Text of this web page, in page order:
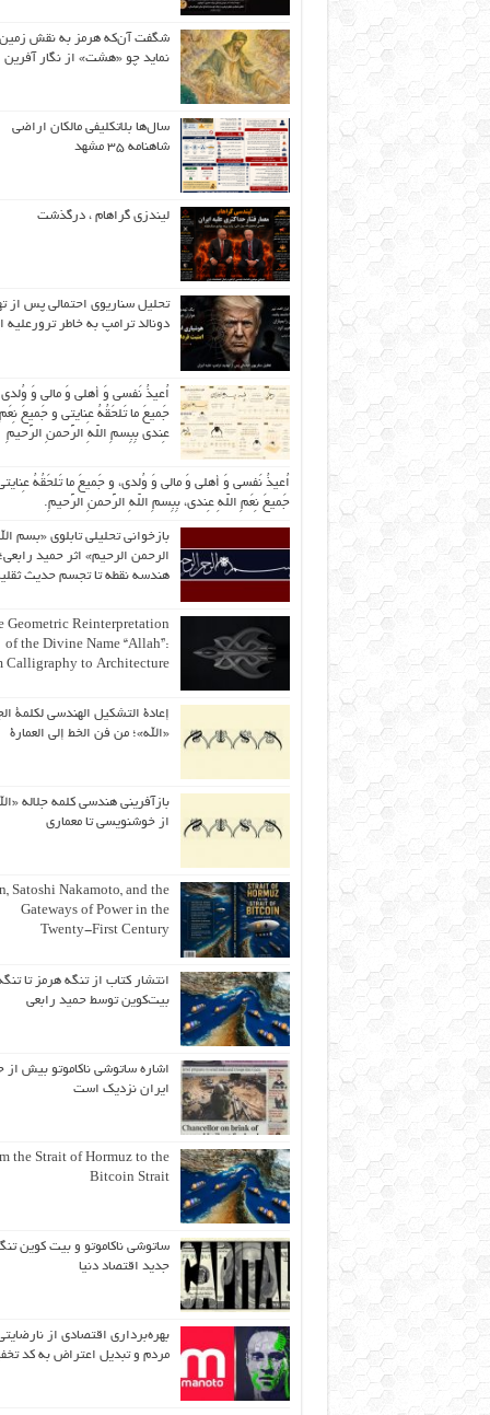
شگفت آن‌که هرمز به نقش زمین
نماید چو «هشت» از نگار آفرین
سال‌ها بلاتکلیفی مالکان اراضی
شاهنامه ۳۵ مشهد
لیندزی گراهام ، درگذشت
تحلیل سناریوی احتمالی پس از
دونالد ترامپ به خاطر ترورعلیه
اُعیذُ نَفسی وَ أهلی وَ مالی وَ
جَمیعَ ما تَلحَقُهُ عِنایتی و جَمیعَ نِعَمِ
عِندی بِبِسمِ اللّهِ الرَّحمنِ الرَّحیمِ
اُعیذُ نَفسی وَ أهلی وَ مالی وَ وُلدی، و جَمیعَ ما تَلحَقُهُ
جَمیعَ نِعَمِ اللّهِ عِندی، بِبِسمِ اللّهِ الرَّحمنِ الرَّحیمِ.
بازخوانی تحلیلی تابلوی «بسم
الرحمن الرحیم» اثر حمید رابعی؛
هندسه نقطه تا تجسم حدیث
Geometric Reinterpretation
of the Divine Name “Allah”:
Calligraphy to Architecture
إعادة التشكيل الهندسي لكلمة
«الله»؛ من فن الخط إلى العمارة
بازآفرینی هندسی کلمه جلاله
از خوشنویسی تا معماری
Satoshi Nakamoto, and the
Gateways of Power in the
Twenty-First Century
انتشار کتاب از تنگه هرمز تا
بیت‌کوین توسط حمید رابعی
اشاره ساتوشی ناکاموتو بیش از
ایران نزدیک است
the Strait of Hormuz to the
Bitcoin Strait
ساتوشی ناکاموتو و بیت کوین
جدید اقتصاد دنیا
بهره‌برداری اقتصادی از
مردم و تبدیل اعتراض به کد